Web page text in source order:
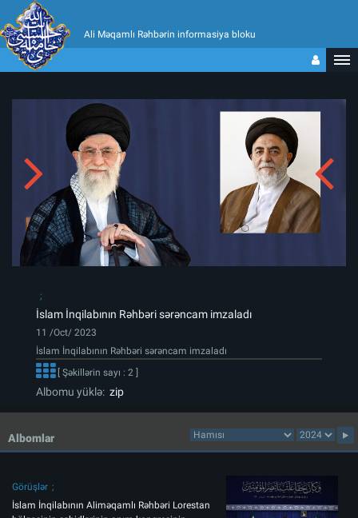
Ali Məqamlı Rəhbərin informasiya bloku
İslam İnqilabının Rəhbəri sərəncam imzaladı
11 /Oct/ 2023
İslam İnqilabının Rəhbəri sərəncam imzaladı
[ Şəkillərin sayı : 2 ]
Albomu yüklə: zip
Albomlar
Görüşlər
İslam İnqilabının Aliməqamlı Rəhbəri Lorestan